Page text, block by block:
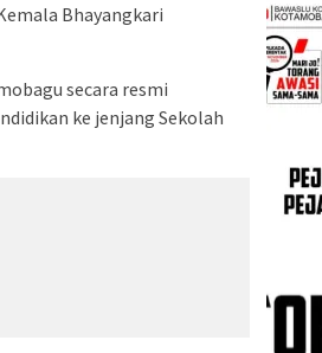
Bhayangkari
secara resmi
ke jenjang Sekolah